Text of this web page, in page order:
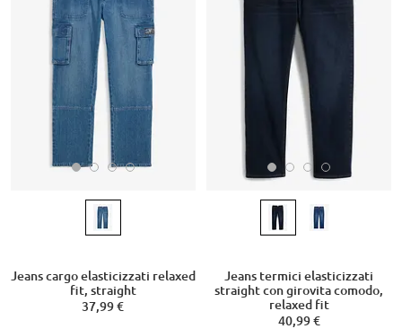
Jeans cargo elasticizzati relaxed
fit, straight
37,99 €
Jeans termici elasticizzati
straight con girovita comodo,
relaxed fit
40,99 €